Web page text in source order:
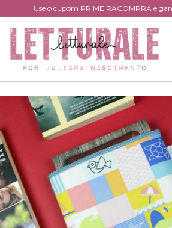
Use o cupom PRIMEIRACOMPRA e